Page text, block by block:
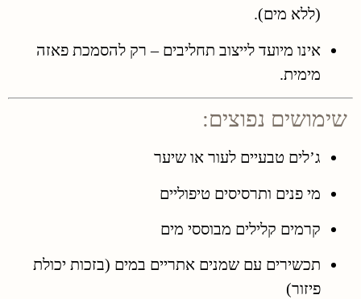
(ללא מים).
אינו מיועד לייצוב תחליבים – רק להסמכת פאזה
מימית.
שימושים נפוצים:
ג’לים טבעיים לעור או שיער
מי פנים ותרסיסים טיפוליים
קרמים קלילים מבוססי מים
תכשירים עם שמנים אתריים במים (בזכות יכולת
פיזור)